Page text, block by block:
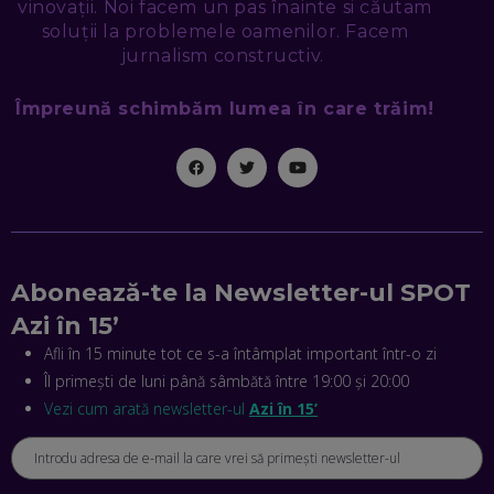
EP. 46
EP. 45
ANTONIO ENACHE, SENSE4FIT: CUM TE AJUTĂ
TEHNOLOGIA SĂ FACI SPORT, SĂ FII MAI COMPETITIV ȘI SĂ
EP. 44
DISPECERAT AUTOMAT DE PE PIAȚĂ! CUM POATE
ASIA
EP. 43
ANDREI NICOARĂ, EXPERT ÎN E-GUVERNARE: N-O SĂ NE
MAI MEARGĂ PREA MULT CU MANȚOGĂRII! DACĂ NU NE
PROBLEME
EP. 42
vinovații. Noi facem un pas înainte si căutam
soluții la problemele oamenilor. Facem
jurnalism constructiv.
Împreună schimbăm lumea în care trăim!
Abonează-te la Newsletter-ul SPOT
Azi în 15’
Afli în 15 minute tot ce s-a întâmplat important într-o zi
Îl primești de luni până sâmbătă între 19:00 și 20:00
Vezi cum arată newsletter-ul Azi în 15’